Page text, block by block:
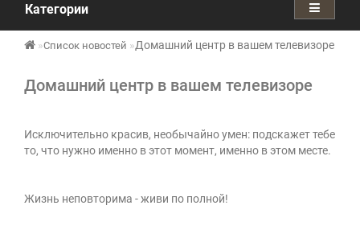
Категории
Список новостей Домашний центр в вашем телевизоре
Домашний центр в вашем телевизоре
Исключительно красив, необычайно умен: подскажет тебе
то, что нужно именно в этот момент, именно в этом месте.
Жизнь неповторима - живи по полной!